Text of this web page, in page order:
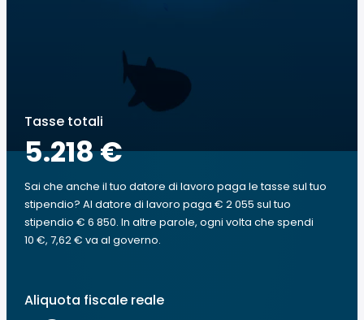
Tasse totali
5.218 €
Sai che anche il tuo datore di lavoro paga le tasse sul tuo
stipendio? Al datore di lavoro paga € 2 055 sul tuo
stipendio € 6 850. In altre parole, ogni volta che spendi
10 €, 7,62 € va al governo.
Aliquota fiscale reale